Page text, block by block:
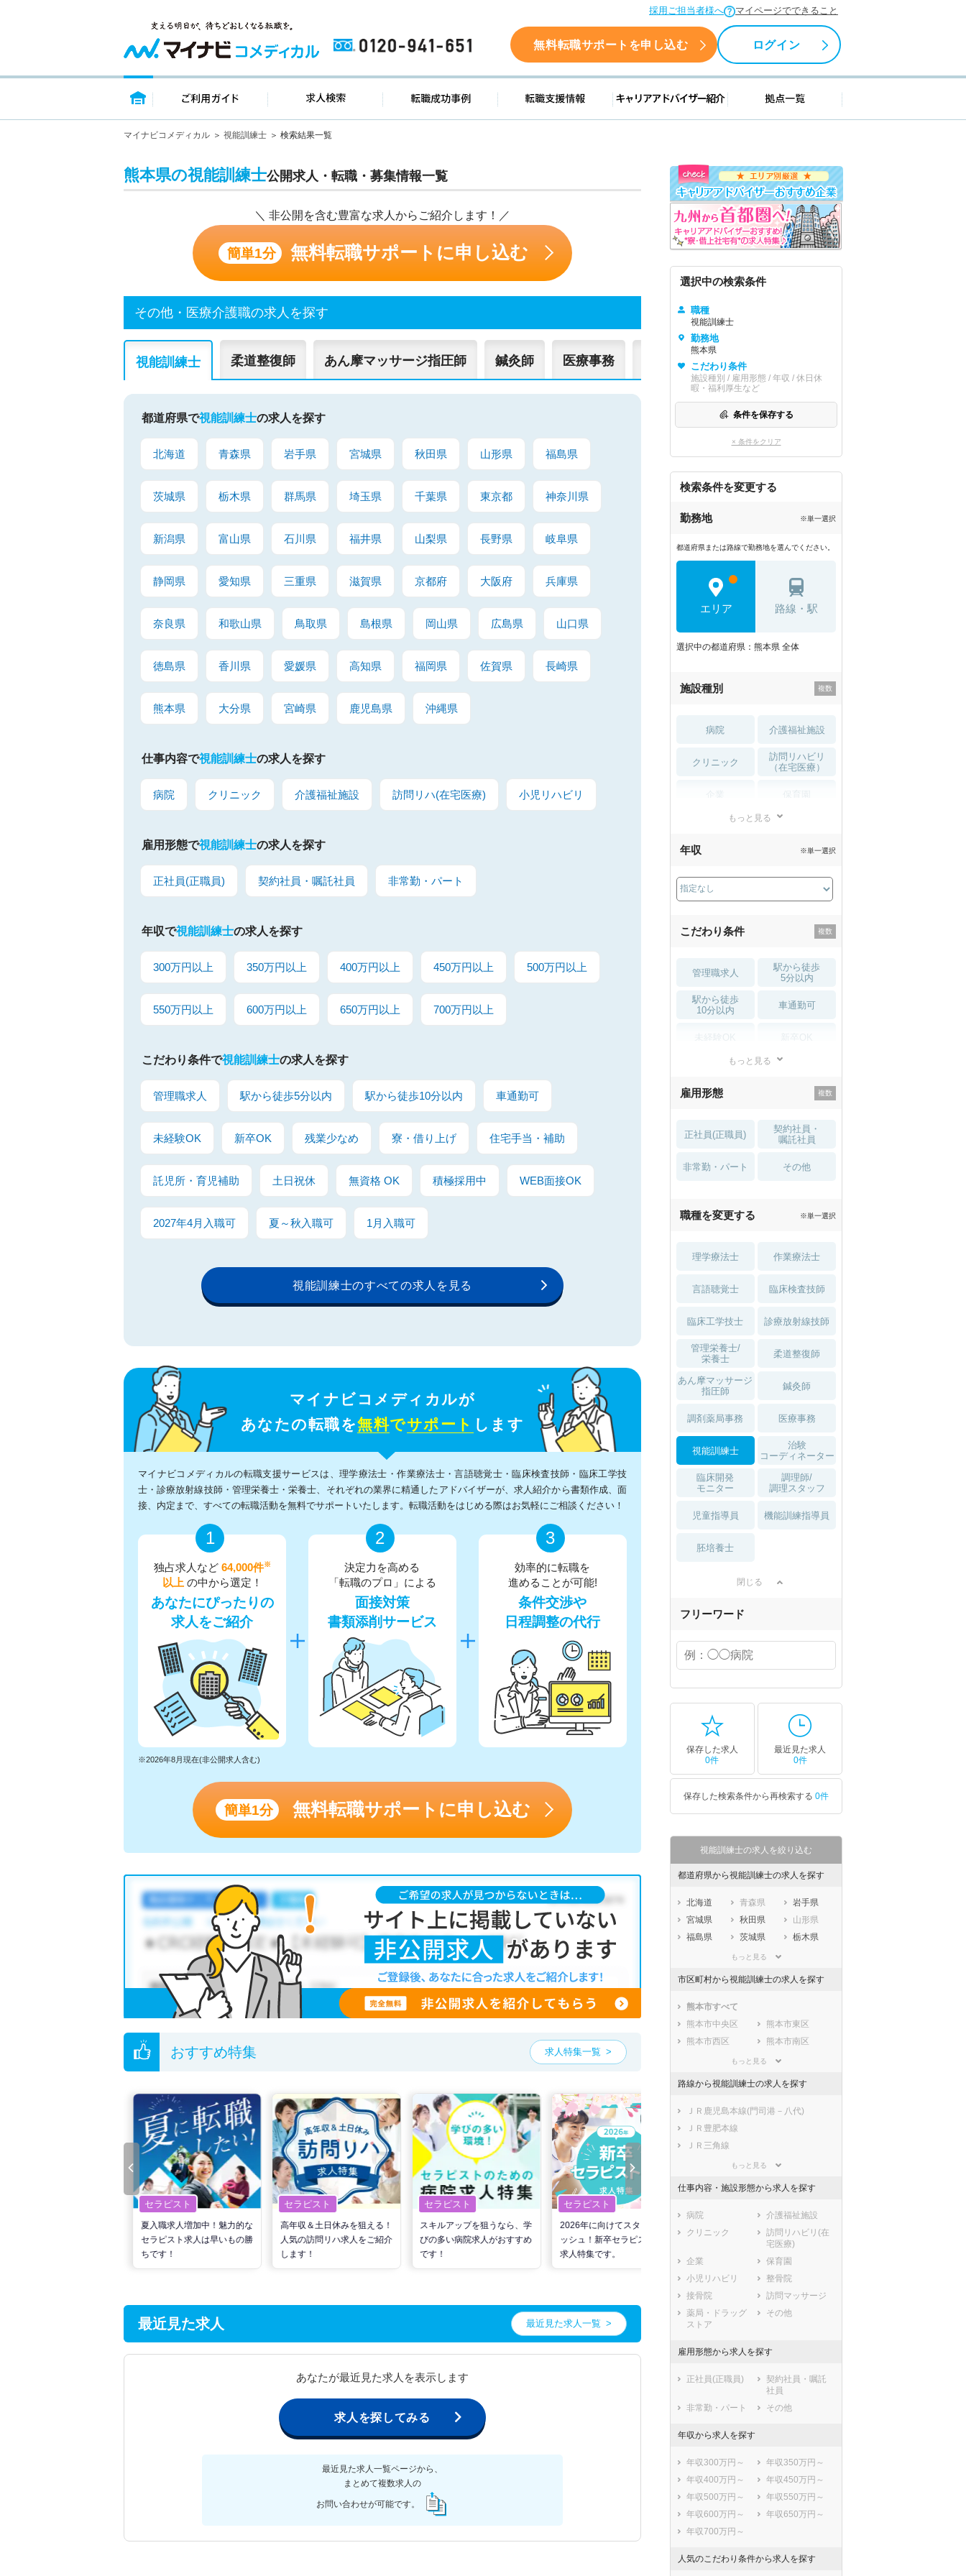
採用ご担当者様へ マイページでできること
0120-941-651 無料転職サポートを申し込む ログイン
トップページ ご利用ガイド 求人検索 転職成功事例 転職支援情報 キャリアアドバイザー紹介 拠点一覧
マイナビコメディカル 視能訓練士 検索結果一覧
熊本県の視能訓練士公開求人・転職・募集情報一覧
＼ 非公開を含む豊富な求人からご紹介します！／
簡単1分 無料転職サポートに申し込む
その他・医療介護職の求人を探す
視能訓練士 柔道整復師 あん摩マッサージ指圧師 鍼灸師 医療事務 調剤薬局事務
都道府県で視能訓練士の求人を探す
北海道 青森県 岩手県 宮城県 秋田県 山形県 福島県
茨城県 栃木県 群馬県 埼玉県 千葉県 東京都 神奈川県
新潟県 富山県 石川県 福井県 山梨県 長野県 岐阜県
静岡県 愛知県 三重県 滋賀県 京都府 大阪府 兵庫県
奈良県 和歌山県 鳥取県 島根県 岡山県 広島県 山口県
徳島県 香川県 愛媛県 高知県 福岡県 佐賀県 長崎県
熊本県 大分県 宮崎県 鹿児島県 沖縄県
仕事内容で視能訓練士の求人を探す
病院 クリニック 介護福祉施設 訪問リハ(在宅医療) 小児リハビリ
雇用形態で視能訓練士の求人を探す
正社員(正職員) 契約社員・嘱託社員 非常勤・パート
年収で視能訓練士の求人を探す
300万円以上 350万円以上 400万円以上 450万円以上 500万円以上
550万円以上 600万円以上 650万円以上 700万円以上
こだわり条件で視能訓練士の求人を探す
管理職求人 駅から徒歩5分以内 駅から徒歩10分以内 車通勤可
未経験OK 新卒OK 残業少なめ 寮・借り上げ 住宅手当・補助
託児所・育児補助 土日祝休 無資格 OK 積極採用中 WEB面接OK
2027年4月入職可 夏～秋入職可 1月入職可
視能訓練士のすべての求人を見る
柔道整復師の求人を探す
北海道 青森県 岩手県
茨城県 栃木県
愛知県 三重県
仕事内容で柔道整復師の求人を探す
雇用形態で の求人を探す
正社員(正職員) 契約社員・嘱託社員
年収で柔道整復師 の求人を探す
300万円以上 350万円以上
こだわり条件で の求人を探す
管理職求人 駅から徒歩5分以内
託児所・育児補助 土日祝休
2027年4月入職可 夏～秋入職可
柔道整復師のすべての求人
マイナビコメディカルが
あなたの転職を無料でサポート します
マイナビコメディカルの転職支援サービスは、理学療法士・作業療法士・言語聴覚士・臨床検査技師・臨床工学技
士・診療放射線技師・管理栄養士・栄養士、それぞれの業界に精通したアドバイザーが、求人紹介から書類作成、面
接、内定まで、すべての転職活動を無料でサポートいたします。転職活動をはじめる際はお気軽にご相談ください！
1
独占求人など 64,000件※
以上 の中から選定！
あなたにぴったりの
求人をご紹介
2
決定力を高める
「転職のプロ」による
面接対策
書類添削サービス
3
効率的に転職を
進めることが可能!
条件交渉や
日程調整の代行
※2026年8月現在(非公開求人含む)
簡単1分 無料転職サポートに申し込む
おすすめ特集 求人特集一覧
セラピスト
夏入職求人増加中！魅力的な
セラピスト求人は早いもの勝
ちです！
セラピスト
高年収＆土日休みを狙える！
人気の訪問リハ求人をご紹介
します！
セラピスト
スキルアップを狙うなら、学
びの多い病院求人がおすすめ
です！
セラピスト
2026年に向けてスタートダ
ッシュ！新卒セラピスト向け
求人特集です。
に増加傾向の「介護施設」求
最近見た求人 最近見た求人一覧
あなたが最近見た求人を表示します
求人を探してみる
最近見た求人一覧ページから、
まとめて複数求人の
お問い合わせが可能です。
選択中の検索条件
職種
視能訓練士
勤務地
熊本県
こだわり条件
施設種別 / 雇用形態 / 年収 / 休日休
暇・福利厚生など
条件を保存する
× 条件をクリア
検索条件を変更する
勤務地 ※単一選択
都道府県または路線で勤務地を選んでください。
エリア 路線・駅
選択中の都道府県：熊本県 全体
施設種別
病院 介護福祉施設
クリニック
訪問リハビリ
（在宅医療）
薬局・
もっと見る
年収 ※単一選択
こだわり条件
管理職求人
駅から徒歩
5分以内
駅から徒歩
10分以内
車通勤可
住宅手当・補助
土日祝休 無資格 OK
積極採用中 WEB面接OK
もっと見る
雇用形態
正社員(正職員)
契約社員・
嘱託社員
非常勤・パート その他
職種を変更する ※単一選択
理学療法士 作業療法士
言語聴覚士 臨床検査技師
臨床工学技士 診療放射線技師
管理栄養士/
栄養士
柔道整復師
あん摩マッサージ
指圧師
鍼灸師
調剤薬局事務 医療事務
視能訓練士
治験
コーディネーター
臨床開発
モニター
調理師/
調理スタッフ
児童指導員 機能訓練指導員
胚培養士
閉じる
フリーワード
保存した求人
0件
最近見た求人
0件
保存した検索条件から再検索する 0件
視能訓練士の求人を絞り込む
都道府県から視能訓練士の求人を探す
北海道 青森県
岩手県
宮城県
秋田県
山形県
福島県
茨城県
栃木県
埼玉県
石川県
静岡県
愛知県
三重県
滋賀県
京都府
大阪府
奈良県
香川県
愛媛県
高知県
福岡県
熊本県
沖縄県
もっと見る
市区町村から視能訓練士の求人を探す
熊本市すべて
熊本市中央区
熊本市東区
熊本市西区
熊本市南区
荒尾市
水俣市
玉名市
菊池市
宇城市
玉名郡玉東町
玉名郡南関町
玉名郡長洲町
玉名郡和水町
菊池郡菊陽町
阿蘇郡南小国町
阿蘇郡小国町
阿蘇郡産山村
阿蘇郡高森町
阿蘇郡西原村
阿蘇郡南阿蘇村
上益城郡御船町
上益城郡嘉島町
上益城郡山都町
八代郡氷川町
球磨郡錦町
球磨郡多良木町
球磨郡湯前町
球磨郡水上村
球磨郡山江村
町
もっと見る
路線から視能訓練士の求人を探す
ＪＲ鹿児島本線(門司港－八代)
ＪＲ豊肥本線
ＪＲ三角線
熊本市電水前寺線
熊本電気鉄道藤崎線
くま川鉄道湯前線
南阿蘇鉄道
肥薩おれんじ鉄道
もっと見る
仕事内容・施設形態から求人を探す
病院
介護福祉施設
クリニック
訪問リハビリ(在
宅医療)
企業
保育園
小児リハビリ
整骨院
接骨院
訪問マッサージ
薬局・ドラッグ
ストア
その他
雇用形態から求人を探す
正社員(正職員)
契約社員・嘱託
社員
非常勤・パート
その他
年収から求人を探す
年収300万円～
年収350万円～
年収400万円～
年収450万円～
年収500万円～
年収550万円～
年収600万円～
年収650万円～
年収700万円～
人気のこだわり条件から求人を探す